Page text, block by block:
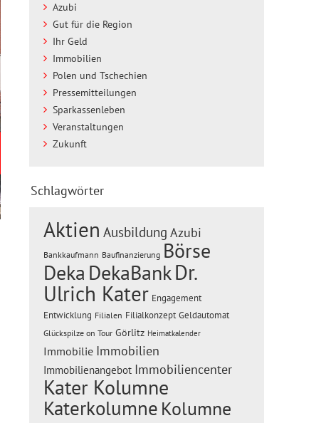
Azubi
Gut für die Region
Ihr Geld
Immobilien
Polen und Tschechien
Pressemitteilungen
Sparkassenleben
Veranstaltungen
Zukunft
Schlagwörter
Aktien Ausbildung Azubi
Bankkaufmann Baufinanzierung Börse
Deka DekaBankDr.
Ulrich Kater Engagement
Entwicklung Filialen Filialkonzept Geldautomat
Glückspilze on Tour Görlitz Heimatkalender
Immobilie Immobilien
Immobilienangebot Immobiliencenter
Kater Kolumne
Katerkolumne Kolumne